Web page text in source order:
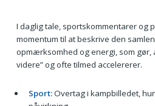
I daglig tale, sportskommentarer og
momentum til at beskrive den
opmærksomhed og energi, som gør,
videre” og ofte tilmed accelererer.
Sport:Overtag i kampbilledet,